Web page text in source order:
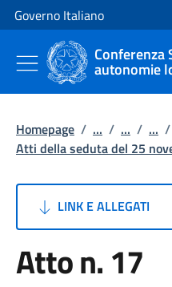
Vai al contenuto
Vai alla navigazione del sito
Governo Italiano
Conferenza
autonomie
Homepage / ... / ... / ... /
Atti della seduta del 25
LINK E ALLEGATI
Atto n. 17